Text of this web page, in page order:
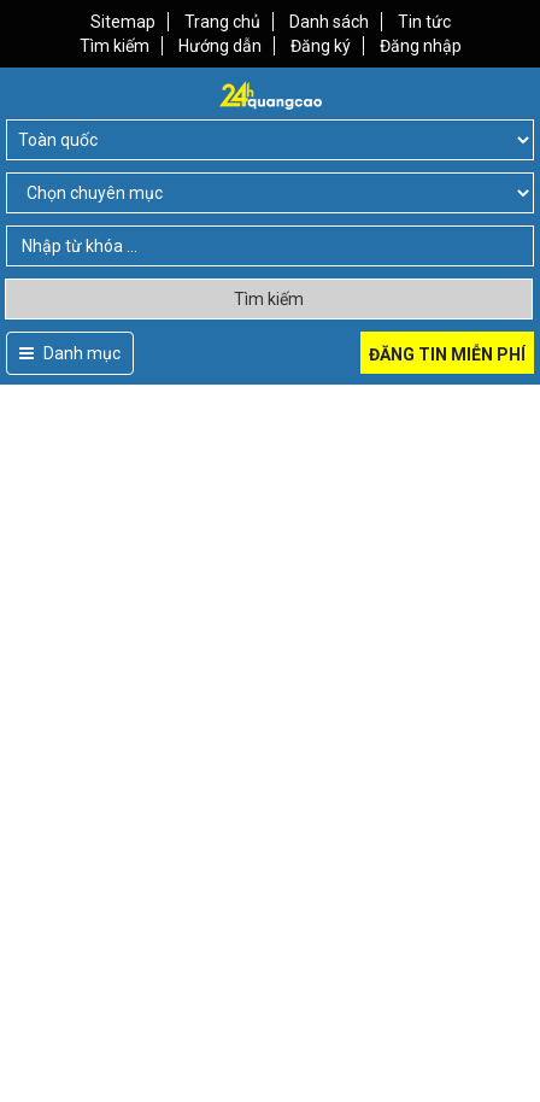
Sitemap Trang chủ Danh sách
Tin tức
Tìm kiếm
Hướng dẫn Đăng ký Đăng nhập
Tìm kiếm
Danh mục ĐĂNG TIN MIỄN PHÍ